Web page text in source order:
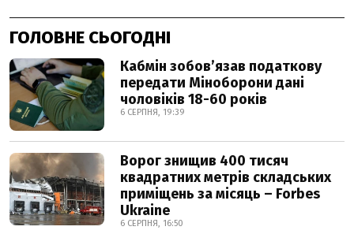
ГОЛОВНЕ СЬОГОДНІ
Кабмін зобовʼязав податкову
передати Міноборони дані
чоловіків 18-60 років
6 СЕРПНЯ, 19:39
Ворог знищив 400 тисяч
квадратних метрів складських
приміщень за місяць – Forbes
Ukraine
6 СЕРПНЯ, 16:50